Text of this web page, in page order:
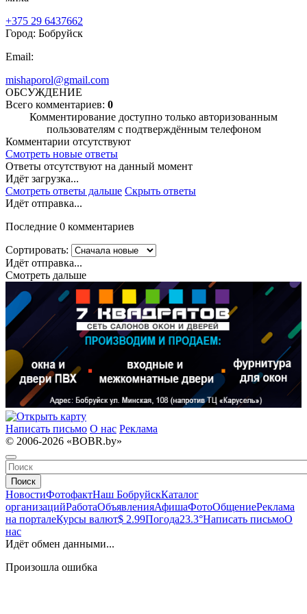
+375 29 6437662
Город: Бобруйск
Email:
mishaporol@gmail.com
ОБСУЖДЕНИЕ
Всего комментариев: 0
Комментирование доступно только авторизованным
пользователям с подтверждённым телефоном
Комментарии отсутствуют
Смотреть новые ответы
Ответы отсутствуют на данный момент
Идёт загрузка...
Смотреть ответы дальше Скрыть ответы
Идёт отправка...
Последние 0 комментариев
Сортировать:
Идёт отправка...
Смотреть дальше
Написать письмо О нас Реклама
© 2006-2026 «BOBR.by»
Поиск
НовостиФотофактНаш БобруйскКаталог
организацийРаботаОбъявленияАфишаФотоОбщениеРеклама
на порталеКурсы валют$ 2.99Погода23.3°Написать письмоО
нас
Идёт обмен данными...
Произошла ошибка